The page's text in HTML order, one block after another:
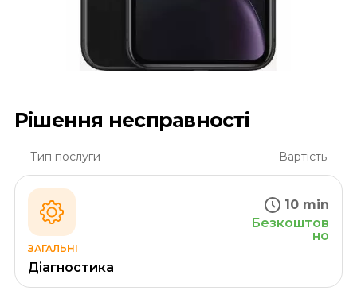
Рішення несправності
Тип послуги Вартість
ЗАГАЛЬНІ
Діагностика
10 min
Безкоштов
но